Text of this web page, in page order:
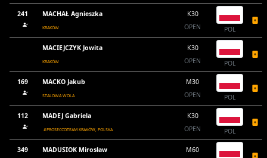
241 MACHAŁ Agnieszka
KRAKÓW
K30
OPEN
POL
MACIEJCZYK Jowita
KRAKÓW
K30
OPEN
POL
169 MACKO Jakub
STALOWA WOLA
M30
OPEN
POL
112 MADEJ Gabriela
#PROSECCOTEAM KRAKÓW, POLSKA
K30
OPEN
POL
349 MADUSIOK Mirosław
M60